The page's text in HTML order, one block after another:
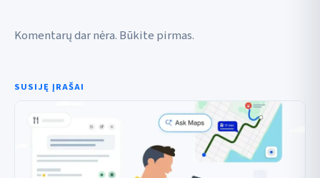
Komentarų dar nėra. Būkite pirmas.
SUSIJĘ ĮRAŠAI